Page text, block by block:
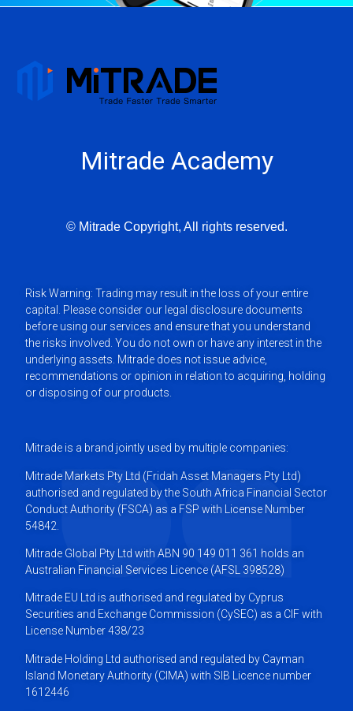
Mitrade Academy
© Mitrade Copyright, All rights reserved.
Risk Warning: Trading may result in the loss of your entire
capital. Please consider our legal disclosure documents
before using our services and ensure that you understand
the risks involved. You do not own or have any interest in the
underlying assets. Mitrade does not issue advice,
recommendations or opinion in relation to acquiring, holding
or disposing of our products.
Mitrade is a brand jointly used by multiple companies:
Mitrade Markets Pty Ltd (Fridah Asset Managers Pty Ltd)
authorised and regulated by the South Africa Financial Sector
Conduct Authority (FSCA) as a FSP with License Number
54842.
Mitrade Global Pty Ltd with ABN 90 149 011 361 holds an
Australian Financial Services Licence (AFSL 398528)
Mitrade EU Ltd is authorised and regulated by Cyprus
Securities and Exchange Commission (CySEC) as a CIF with
License Number 438/23
Mitrade Holding Ltd authorised and regulated by Cayman
Island Monetary Authority (CIMA) with SIB Licence number
1612446